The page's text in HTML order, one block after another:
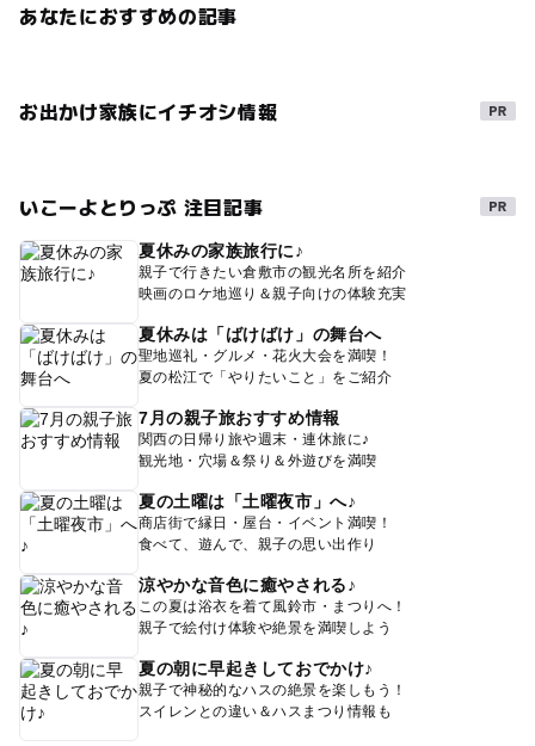
あなたにおすすめの記事
お出かけ家族にイチオシ情報
いこーよとりっぷ 注目記事
夏休みの家族旅行に♪
親子で行きたい倉敷市の観光名所を紹介
映画のロケ地巡り＆親子向けの体験充実
夏休みは「ばけばけ」の舞台へ
聖地巡礼・グルメ・花火大会を満喫！
夏の松江で「やりたいこと」をご紹介
7月の親子旅おすすめ情報
関西の日帰り旅や週末・連休旅に♪
観光地・穴場＆祭り＆外遊びを満喫
夏の土曜は「土曜夜市」へ♪
商店街で縁日・屋台・イベント満喫！
食べて、遊んで、親子の思い出作り
涼やかな音色に癒やされる♪
この夏は浴衣を着て風鈴市・まつりへ！
親子で絵付け体験や絶景を満喫しよう
夏の朝に早起きしておでかけ♪
親子で神秘的なハスの絶景を楽しもう！
スイレンとの違い＆ハスまつり情報も